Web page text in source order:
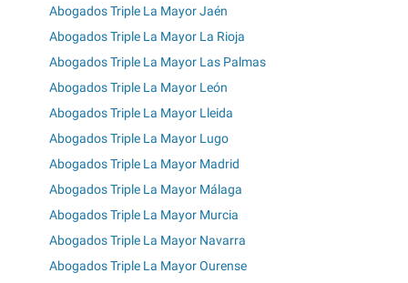
Abogados Triple La Mayor Jaén
Abogados Triple La Mayor La Rioja
Abogados Triple La Mayor Las Palmas
Abogados Triple La Mayor León
Abogados Triple La Mayor Lleida
Abogados Triple La Mayor Lugo
Abogados Triple La Mayor Madrid
Abogados Triple La Mayor Málaga
Abogados Triple La Mayor Murcia
Abogados Triple La Mayor Navarra
Abogados Triple La Mayor Ourense